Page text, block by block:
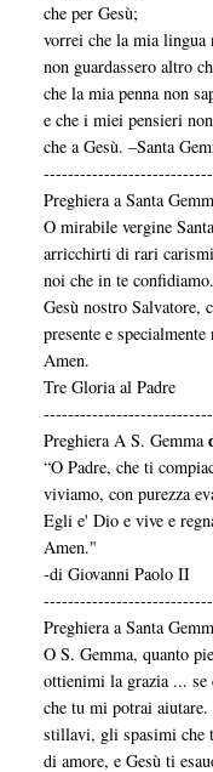
che per Gesù;
vorrei che la mia lingua
non guardassero altro
che la mia penna non
e che i miei pensieri
che a Gesù. –Santa
Preghiera a Santa
O mirabile vergine
arricchirti di rari
noi che in te
Gesù nostro Salvatore,
presente e
Amen.
Tre Gloria al Padre
Preghiera A S. Gemma
“O Padre, che ti
viviamo, con purezza
Egli e' Dio e vive e
Amen."
-di Giovanni Paolo II
Preghiera a Santa
O S. Gemma, quanto
ottienimi la grazia ...
che tu mi potrai
stillavi, gli spasimi che
di amore, e Gesù ti